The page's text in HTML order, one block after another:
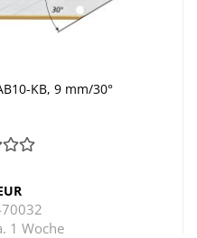
​KB, 9 mm/30°
1 Woche